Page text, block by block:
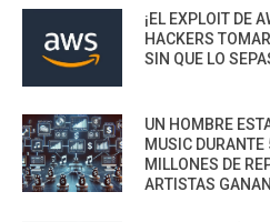
¡EL EXPLOIT DE
HACKERS
SIN QUE LO
UN HOMBRE
MUSIC
MILLONES DE
ARTISTAS